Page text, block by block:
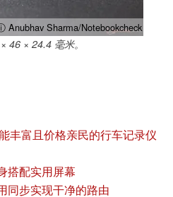
Anubhav Sharma/Notebookcheck
46 × 24.4 毫米。
富且价格亲民的行车记录仪
搭配实用屏幕
同步实现干净的路由